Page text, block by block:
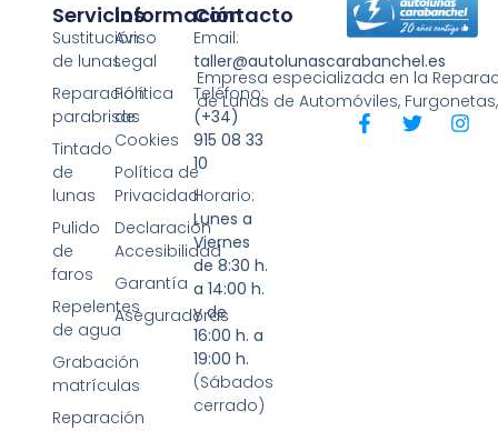
Empresa especializada en la
de Lunas de Automóviles,
Servicios
Sustitución
de lunas
Reparación
parabrisas
Tintado
de
lunas
Pulido
de
faros
Repelentes
de agua
Grabación
matrículas
Reparación
Información
Aviso
Legal
Política
de
Cookies
Política de
Privacidad
Declaración
Accesibilidad
Garantía
Aseguradoras
Contacto
Email:
taller@autolunascarabanchel.es
Teléfono:
(+34)
915 08 33
10
Horario:
Lunes a
Viernes
de 8:30 h.
a 14:00 h.
y de
16:00 h. a
19:00 h.
(Sábados
cerrado)